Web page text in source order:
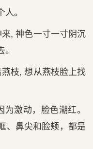
。
, 神色一寸一寸阴沉
枝, 想从燕枝脸上找
激动，脸色潮红。
、鼻尖和脸颊，都是